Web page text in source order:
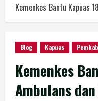
Kemenkes Bantu Kapuas
Blog Kapuas
Kemenkes
Ambulans